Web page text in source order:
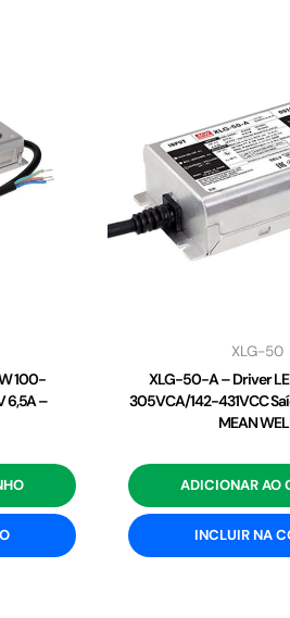
100-
6,5A –
XLG-50
XLG-50-A – Driver
305VCA/142-431VCC
MEAN
ADICIONAR AO
INCLUIR NA